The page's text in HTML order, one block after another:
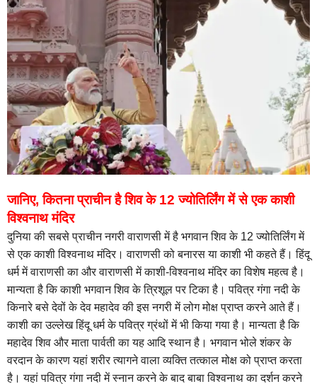
जानिए, कितना प्राचीन है शिव के 12 ज्योतिर्लिंग में से एक काशी
विश्वनाथ मंदिर
दुनिया की सबसे प्राचीन नगरी वाराणसी में है भगवान शिव के 12 ज्योतिर्लिंग में
से एक काशी विश्वनाथ मंदिर। वाराणसी को बनारस या काशी भी कहते हैं। हिंदू
धर्म में वाराणसी का और वाराणसी में काशी-विश्वनाथ मंदिर का विशेष महत्व है।
मान्यता है कि काशी भगवान शिव के त्रिशूल पर टिका है। पवित्र गंगा नदी के
किनारे बसे देवों के देव महादेव की इस नगरी में लोग मोक्ष प्राप्त करने आते हैं।
काशी का उल्लेख हिंदू धर्म के पवित्र ग्रंथों में भी किया गया है। मान्यता है कि
महादेव शिव और माता पार्वती का यह आदि स्थान है। भगवान भोले शंकर के
वरदान के कारण यहां शरीर त्यागने वाला व्यक्ति तत्काल मोक्ष को प्राप्त करता
है। यहां पवित्र गंगा नदी में स्नान करने के बाद बाबा विश्वनाथ का दर्शन करने